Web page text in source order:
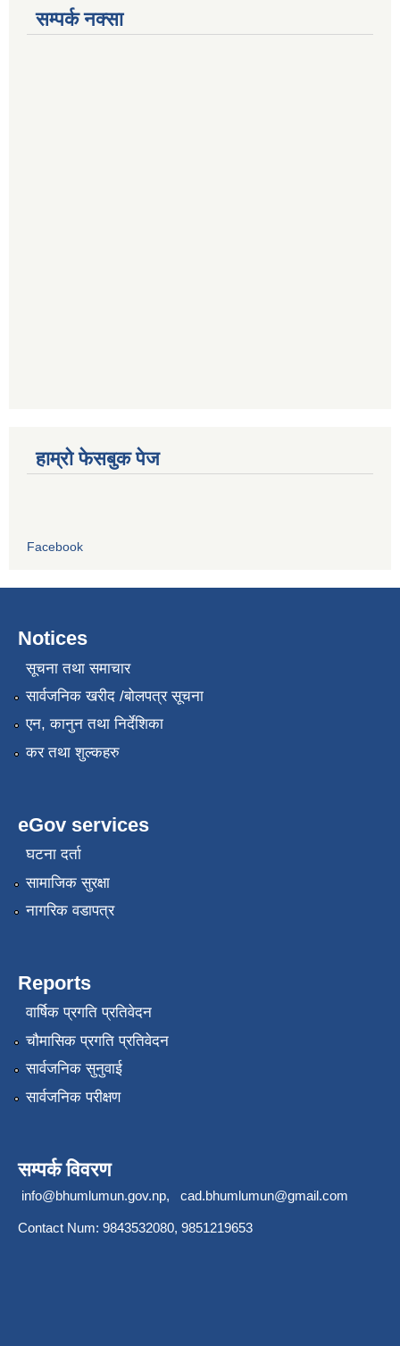
सम्पर्क नक्सा
हाम्रो फेसबुक पेज
Facebook
Notices
सूचना तथा समाचार
सार्वजनिक खरीद /बोलपत्र सूचना
एन, कानुन तथा निर्देशिका
कर तथा शुल्कहरु
eGov services
घटना दर्ता
सामाजिक सुरक्षा
नागरिक वडापत्र
Reports
वार्षिक प्रगति प्रतिवेदन
चौमासिक प्रगति प्रतिवेदन
सार्वजनिक सुनुवाई
सार्वजनिक परीक्षण
सम्पर्क विवरण
info@bhumlumun.gov.np, cad.bhumlumun@gmail.com
Contact Num: 9843532080, 9851219653